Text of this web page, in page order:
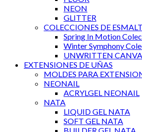
NEON
GLITTER
COLECCIONES DE
Spring In Motion
Winter Symphony
UNWRITTEN
EXTENSIONES DE UÑAS
MOLDES PARA
NEONAIL
ACRYLGEL NEONAIL
NATA
LIQUID GEL NATA
SOFT GEL NATA